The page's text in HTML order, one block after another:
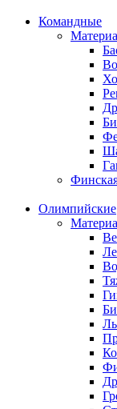
Командные
Олимпийские